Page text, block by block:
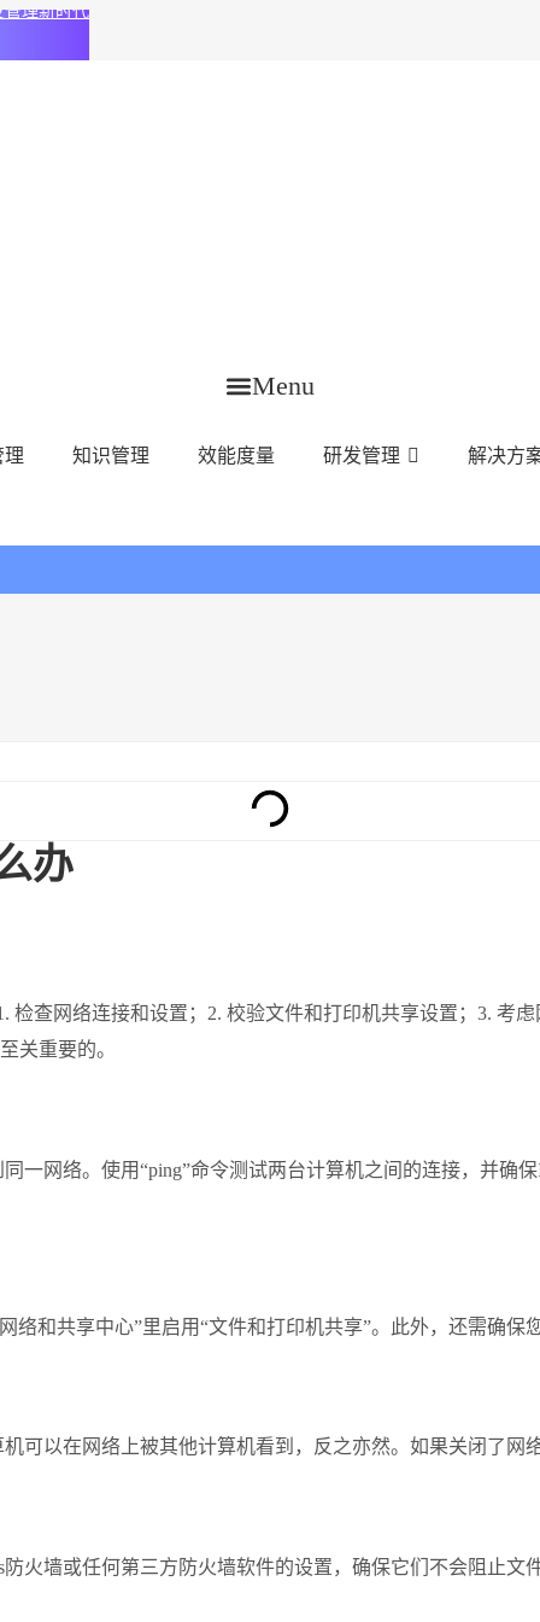
管理新时代
Menu
理 知识管理 效能度量 研发管理 解决方
办
检查网络连接和设置；2. 校验文件和打印机共享设置；3. 考
关重要的。
一网络。使用“ping”命令测试两台计算机之间的连接，并确
络和共享中心”里启用“文件和打印机共享”。此外，还需确
可以在网络上被其他计算机看到，反之亦然。如果关闭了
火墙或任何第三方防火墙软件的设置，确保它们不会阻止文